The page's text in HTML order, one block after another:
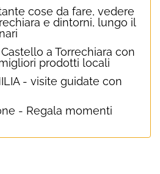
cose da fare, vedere
e dintorni, lungo il
a Torrechiara con
prodotti locali
- visite guidate con
- Regala momenti